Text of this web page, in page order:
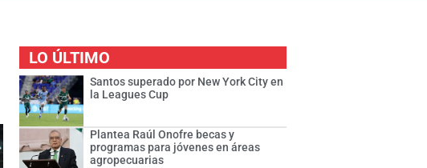
LO ÚLTIMO
Santos superado por New York City en
la Leagues Cup
Plantea Raúl Onofre becas y
programas para jóvenes en áreas
agropecuarias